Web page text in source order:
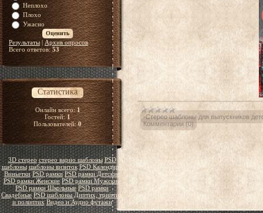
Неплохо
Плохо
Ужасно
Результаты| Архив опросов
Всего ответов:53
Статистика
Онлайн всего:1
Гостей:1
Пользователей:0
3D стерео стерео варио шаблоны PSD
шаблоны шаблоны визиток PSD Календари
Виньетки PSD рамки PSD рамки Детские
PSD рамки Женские PSD рамки Мужские
PSD рамки Школьные PSD рамки
Свадебные PSD шаблоны Диптих, триптих
и полиптих Видео и Аудио футажи
-Стерео шаблоны для выпускников
Комментарии (0)